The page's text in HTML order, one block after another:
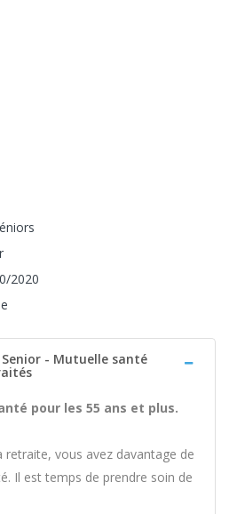
2020
- Mutuelle santé
pour les 55 ans et plus.
retraite, vous avez davantage de
Il est temps de prendre soin de